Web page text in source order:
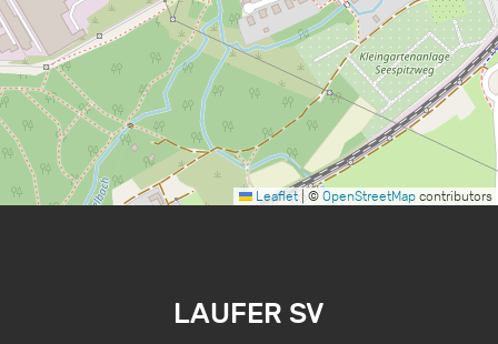
Leaflet |© OpenStreetMap contributors
LAUFER SV